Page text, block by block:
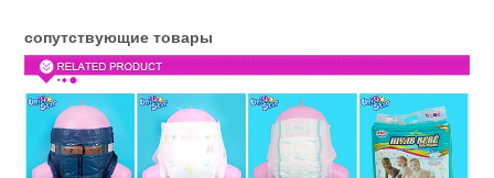
сопутствующие товары